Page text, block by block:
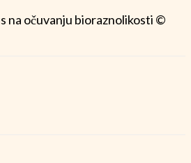
na očuvanju bioraznolikosti ©